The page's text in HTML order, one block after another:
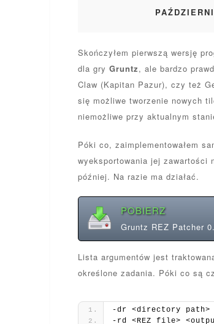
Skończyłem pierwszą wersję
dla gry Gruntz, ale bardzo
Claw (Kapitan Pazur), czy też
się możliwe tworzenie nowych
niemożliwe przy aktualnym
Póki co, zaimplementowałem
wyeksportowania jej zawartości
później. Na razie ma działać.
POBIERZ
Gruntz REZ Patcher
Lista argumentów jest
określone zadania. Póki co są
-dr <directory path>
-rd <REZ file>